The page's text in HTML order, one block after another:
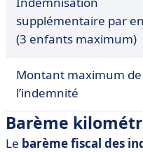
supplémentaire par
(3 enfants maximum)
Montant maximum de
l’indemnité
Barème
Le barème fiscal des